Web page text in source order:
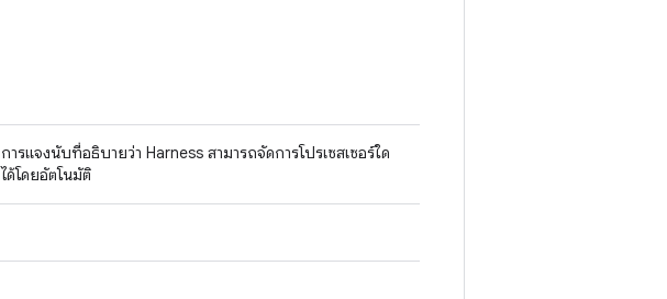
การแจงนับที่อธิบายว่า Harness สามารถจัดการโปรเซสเซอร์ใด
ได้โดยอัตโนมัติ